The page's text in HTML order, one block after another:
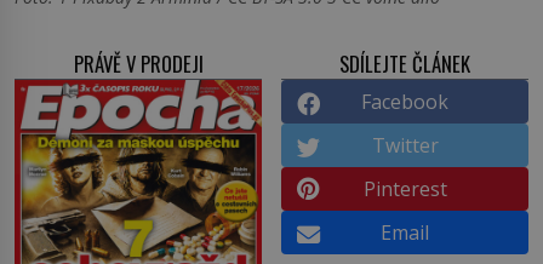
PRÁVĚ V PRODEJI SDÍLEJTE ČLÁNEK
Facebook
Twitter
Pinterest
Email